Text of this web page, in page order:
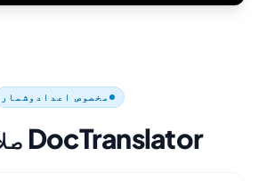
مخصوص اعدادوشمار
DocTranslator صلاحیتیں